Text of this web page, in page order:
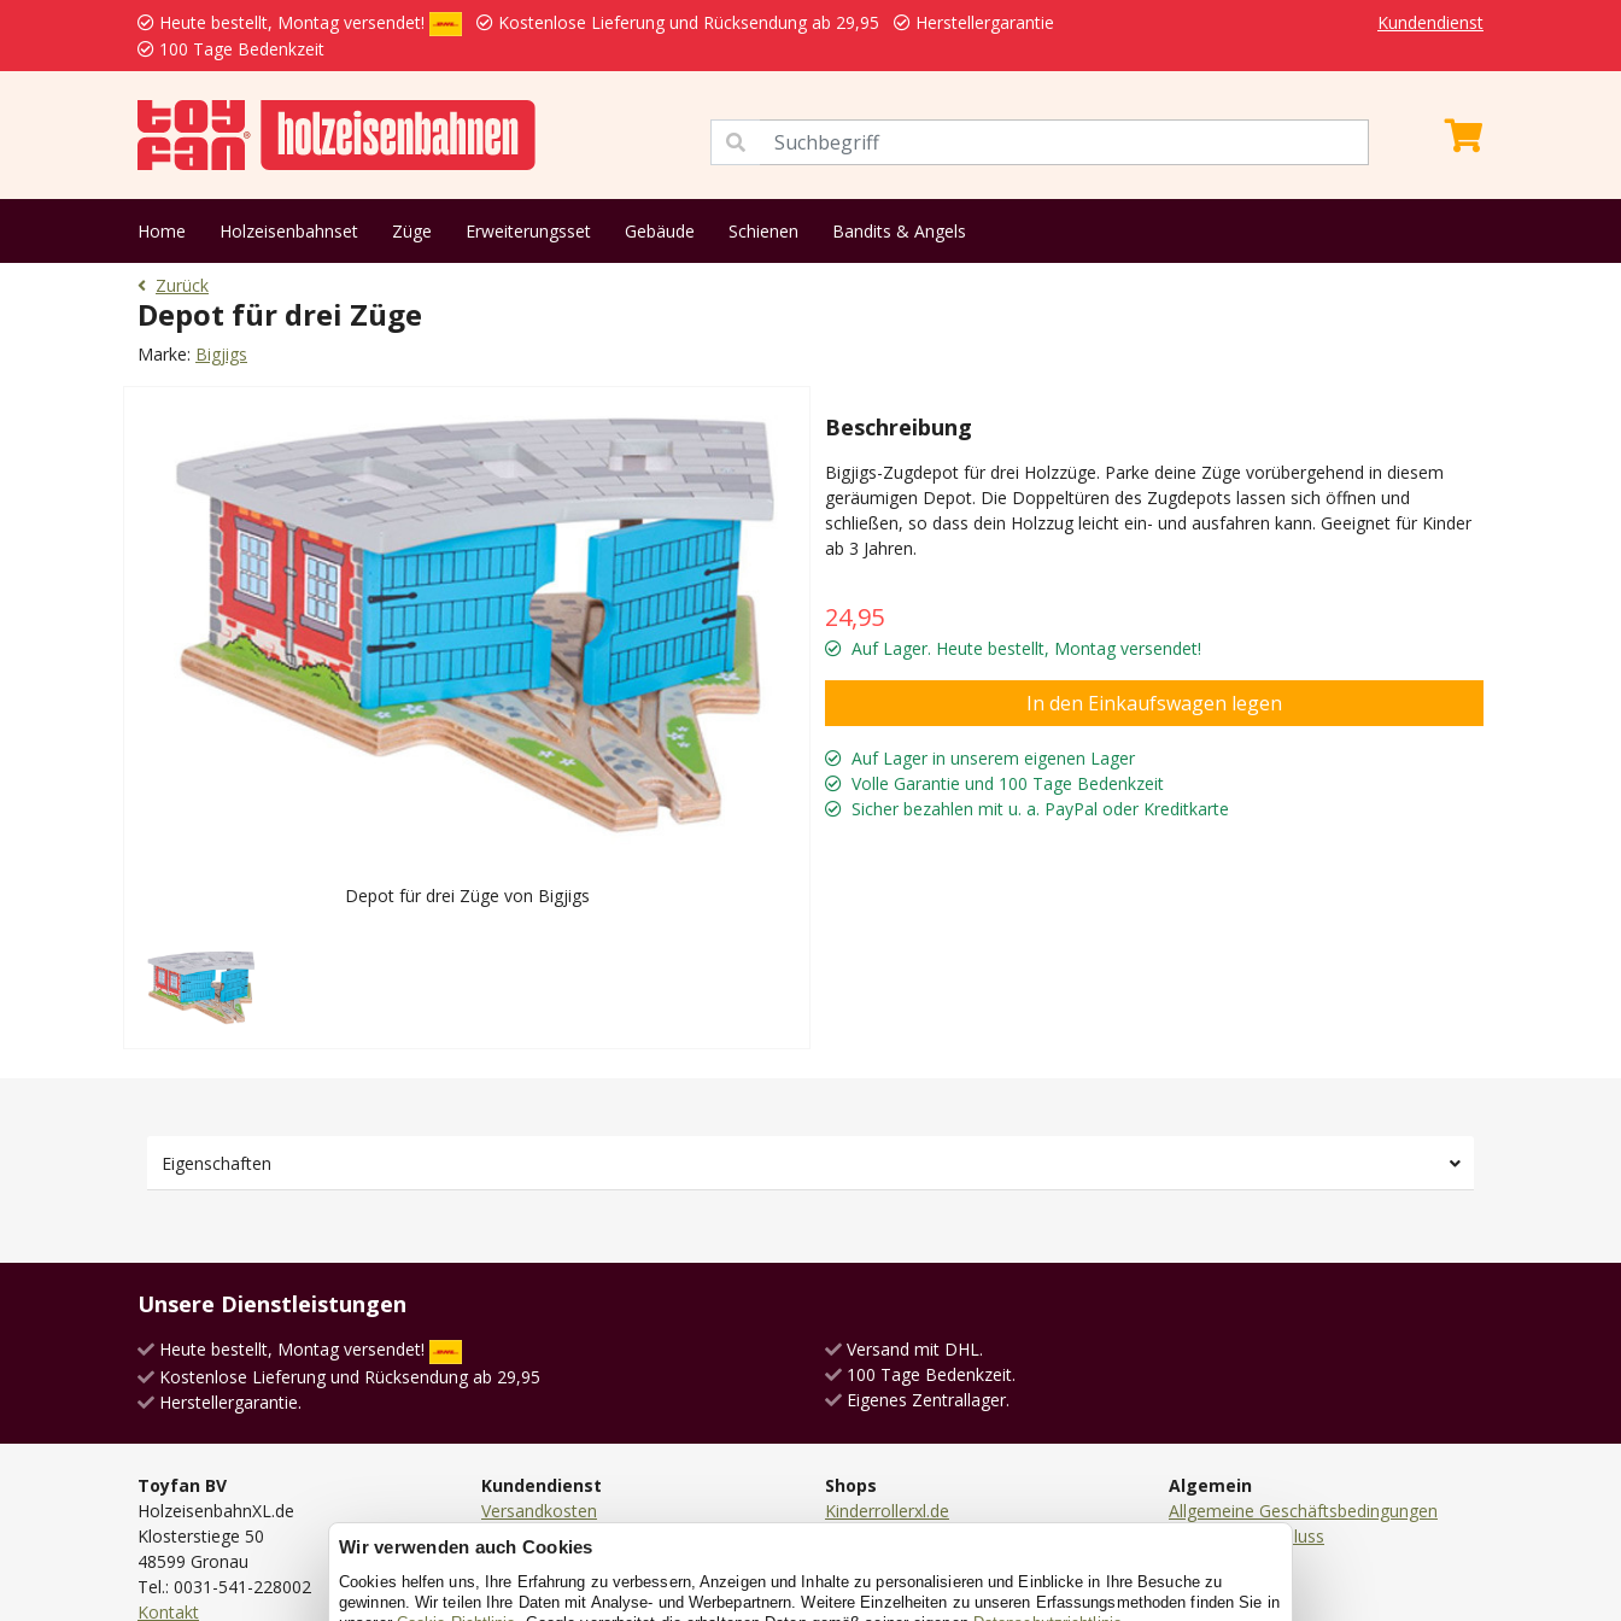
Heute bestellt, Montag versendet! Kostenlose Lieferung und Rücksendung ab 29,95
Herstellergarantie
100 Tage Bedenkzeit
Kundendienst
Home Holzeisenbahnset Züge Erweiterungsset Gebäude Schienen Bandits & Angels
Zurück
Depot für drei Züge
Marke: Bigjigs
Depot für drei Züge von Bigjigs
Beschreibung
Bigjigs-Zugdepot für drei Holzzüge. Parke deine Züge vorübergehend in diesem
geräumigen Depot. Die Doppeltüren des Zugdepots lassen sich öffnen und
schließen, so dass dein Holzzug leicht ein- und ausfahren kann. Geeignet für Kinder
ab 3 Jahren.
24,95
Auf Lager. Heute bestellt, Montag versendet!
Auf Lager in unserem eigenen Lager
Volle Garantie und 100 Tage Bedenkzeit
Sicher bezahlen mit u. a. PayPal oder Kreditkarte
Eigenschaften
Unsere Dienstleistungen
Heute bestellt, Montag versendet!
Kostenlose Lieferung und Rücksendung ab 29,95
Herstellergarantie.
Versand mit DHL.
100 Tage Bedenkzeit.
Eigenes Zentrallager.
Toyfan BV
HolzeisenbahnXL.de
Klosterstiege 50
48599 Gronau
Tel.: 0031-541-228002
Kontakt
Kundendienst
Versandkosten
Lieferung
Bestellen
Bezahlung
Rücksendung
Shops
Kinderrollerxl.de
SchaukelpferdXL.de
KinderkücheXL.de
Algemein
Allgemeine Geschäftsbedingungen
Haftungsausschluss
Cookies
Wir verwenden auch Cookies
Cookies helfen uns, Ihre Erfahrung zu verbessern, Anzeigen und Inhalte zu personalisieren und Einblicke in Ihre Besuche zu
gewinnen. Wir teilen Ihre Daten mit Analyse- und Werbepartnern. Weitere Einzelheiten zu unseren Erfassungsmethoden finden Sie in